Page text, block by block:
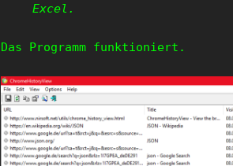
Excel.
Das Programm funktioniert.